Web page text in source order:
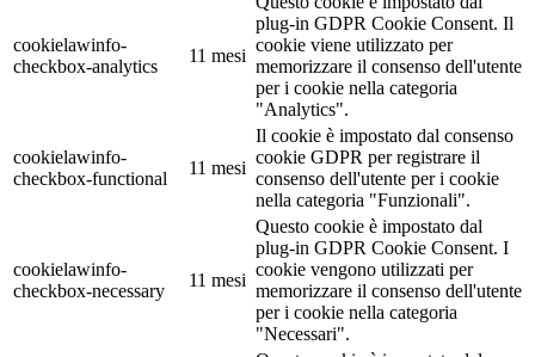
cookielawinfo-
checkbox-analytics
11 mesi
plug-in GDPR Cookie Consent. Il
cookie viene utilizzato per
memorizzare il consenso dell'utente
per i cookie nella categoria
"Analytics".
cookielawinfo-
checkbox-functional
11 mesi
Il cookie è impostato dal consenso
cookie GDPR per registrare il
consenso dell'utente per i cookie
nella categoria "Funzionali".
cookielawinfo-
checkbox-necessary
11 mesi
Questo cookie è impostato dal
plug-in GDPR Cookie Consent. I
cookie vengono utilizzati per
memorizzare il consenso dell'utente
per i cookie nella categoria
"Necessari".